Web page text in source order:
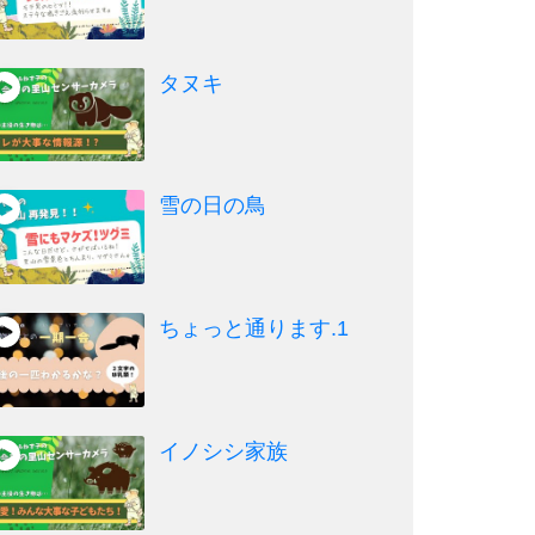
タヌキ
雪の日の鳥
ちょっと通ります.1
イノシシ家族